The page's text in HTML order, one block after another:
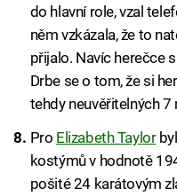
do hlavní role, vzal
něm vzkázala, že to
přijalo. Navíc herečce
Drbe se o tom, že si
tehdy neuvěřitelných 7
Pro Elizabeth Taylor
kostýmů v hodnotě
pošité 24 karátovým